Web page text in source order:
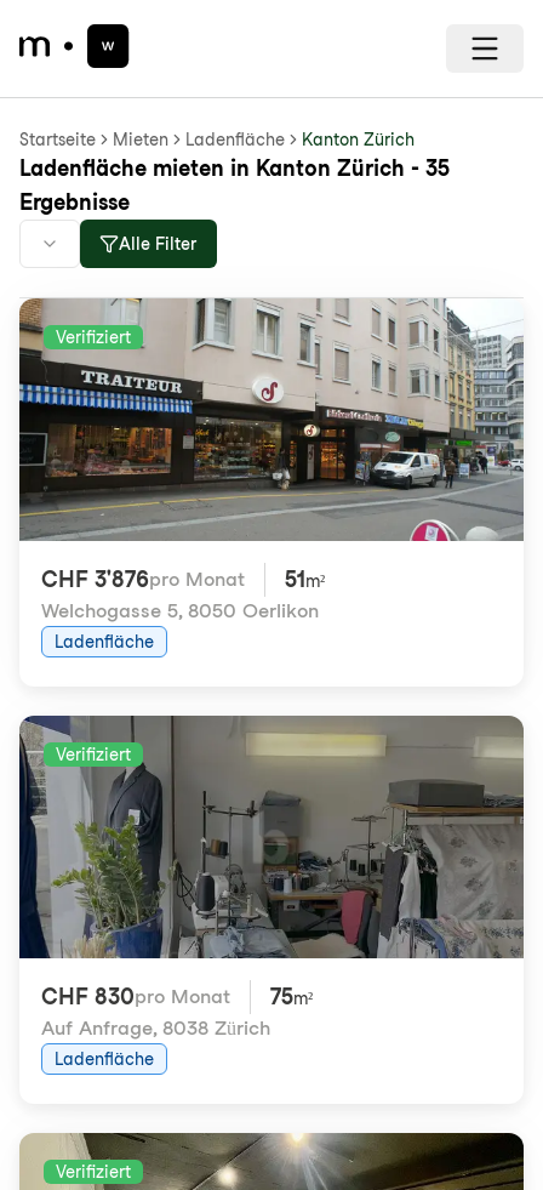
Startseite Mieten Ladenfläche Kanton Zürich
Ladenfläche mieten in Kanton Zürich - 35
Ergebnisse
Alle Filter
Verifiziert
CHF 3'876pro Monat 51 m²
Welchogasse 5, 8050 Oerlikon
Ladenfläche
Verifiziert
CHF 830pro Monat 75m²
Auf Anfrage, 8038 Zürich
Ladenfläche
Verifiziert